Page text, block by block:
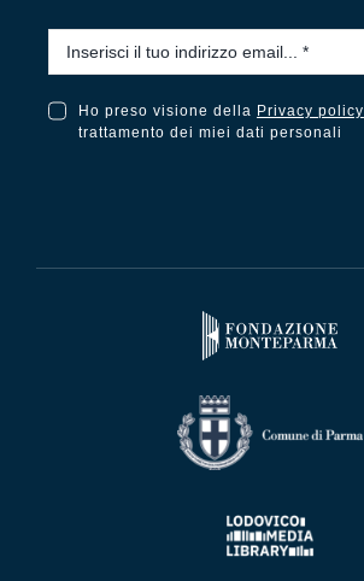
Ho preso visione della Privacy policy
trattamento dei miei dati personali